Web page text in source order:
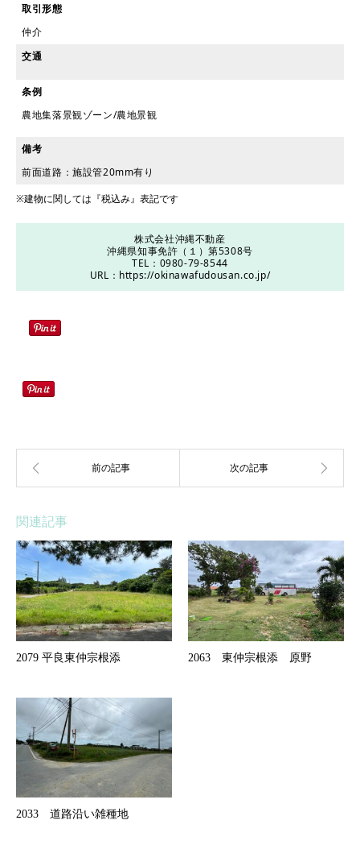
取引形態
仲介
交通
条例
農地集落景観ゾーン/農地景観
備考
前面道路：施設管20mm有り
※建物に関しては『税込み』表記です
株式会社沖縄不動産
沖縄県知事免許（１）第5308号
TEL：0980-79-8544
URL： https://okinawafudousan.co.jp/
関連記事
2079 平良東仲宗根添 2063 東仲宗根添 原野
2033 道路沿い雑種地